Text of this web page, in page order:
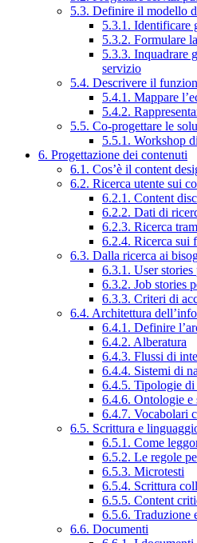
5.3. Definire il modello
5.3.1. Identificare
5.3.2. Formulare
5.3.3. Inquadrare
servizio
5.4. Descrivere il
5.4.1. Mappare
5.4.2.
5.5. Co-progettare le
5.5.1. Workshop
6. Progettazione dei contenuti
6.1. Cos’è il content
6.2. Ricerca utente sui
6.2.1. Content
6.2.2. Dati di
6.2.3. Ricerca
6.2.4. Ricerca sui
6.3. Dalla ricerca ai
6.3.1. User
6.3.2. Job stories
6.3.3. Criteri di
6.4. Architettura
6.4.1. Definire
6.4.2. Alberatura
6.4.3. Flussi di
6.4.4. Sistemi di
6.4.5. Tipologie di
6.4.6. Ontologie e
6.4.7. Vocabolari
6.5. Scrittura e
6.5.1. Come
6.5.2. Le regole
6.5.3. Microtesti
6.5.4. Scrittura
6.5.5. Content
6.5.6. Traduzione
6.6. Documenti